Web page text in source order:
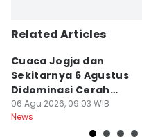
Related Articles
Cuaca Jogja dan
Sekitarnya 6 Agustus
Didominasi Cerah
Berawan
06 Agu 2026, 09:03 WIB
News